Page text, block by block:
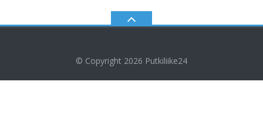
© Copyright 2026 Putkiliike24